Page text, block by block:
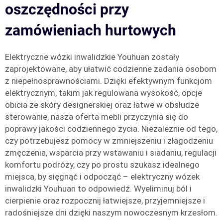
oszczędności przy
zamówieniach hurtowych
Elektryczne wózki inwalidzkie Youhuan zostały
zaprojektowane, aby ułatwić codzienne zadania osobom
z niepełnosprawnościami. Dzięki efektywnym funkcjom
elektrycznym, takim jak regulowana wysokość, opcje
obicia ze skóry designerskiej oraz łatwe w obsłudze
sterowanie, nasza oferta mebli przyczynia się do
poprawy jakości codziennego życia. Niezależnie od tego,
czy potrzebujesz pomocy w zmniejszeniu i złagodzeniu
zmęczenia, wsparcia przy wstawaniu i siadaniu, regulacji
komfortu podróży, czy po prostu szukasz idealnego
miejsca, by sięgnąć i odpocząć – elektryczny wózek
inwalidzki Youhuan to odpowiedź. Wyeliminuj ból i
cierpienie oraz rozpocznij łatwiejsze, przyjemniejsze i
radośniejsze dni dzięki naszym nowoczesnym krzesłom.